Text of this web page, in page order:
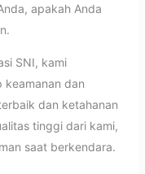
apakah Anda
SNI, kami
keamanan dan
dan ketahanan
tinggi dari kami,
saat berkendara.